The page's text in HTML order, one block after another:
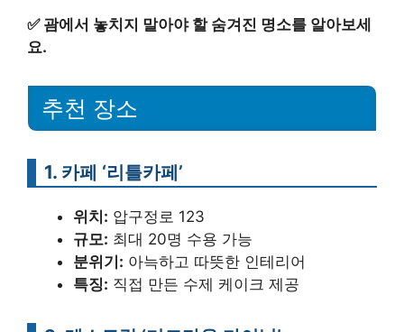
✅ 괌에서 놓치지 말아야 할 숨겨진 명소를 알아보세
요.
추천 장소
1. 카페 ‘리틀카페’
위치: 압구정로 123
규모: 최대 20명 수용 가능
분위기: 아늑하고 따뜻한 인테리어
특징: 직접 만든 수제 케이크 제공